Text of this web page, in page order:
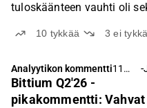
tuloskäänteen vauhti oli
10 tykkää 3ei
Analyytikon kommentti11
sitten
-
Bittium Q2'26 -
pikakommentti: Vahvat